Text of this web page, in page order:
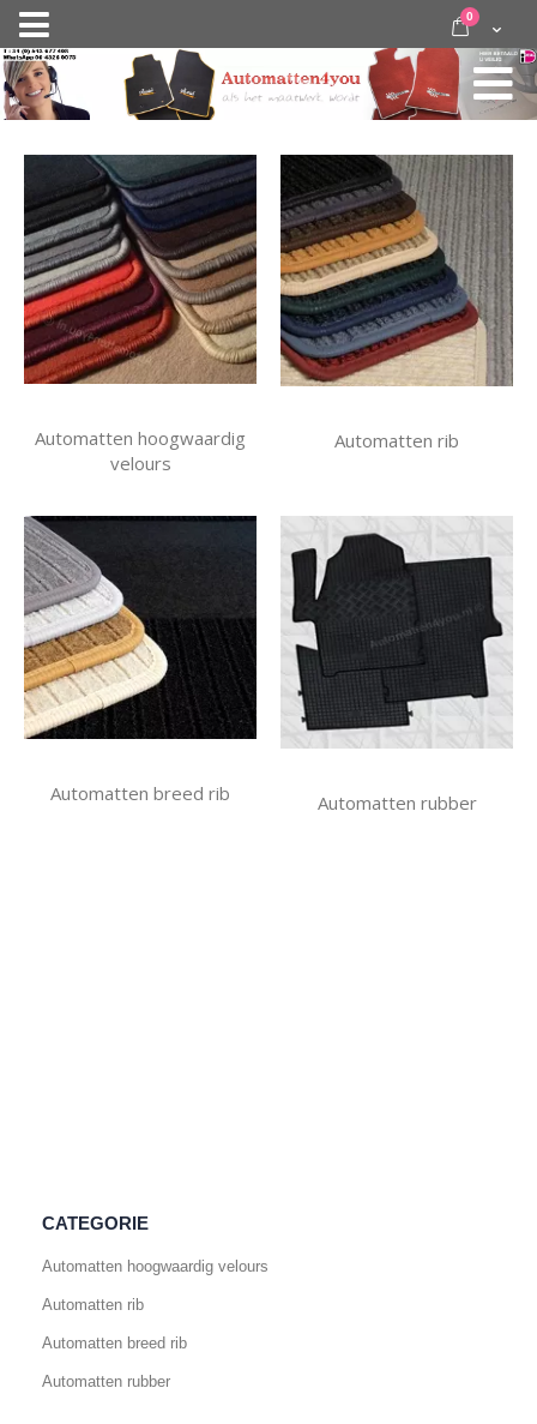
Nav
activeren
door
inhoud
Cart
0 items
Automatten hoogwaardig
velours
Automatten rib
Automatten breed rib Automatten rubber
CATEGORIE
Automatten hoogwaardig velours
Automatten rib
Automatten breed rib
Automatten rubber